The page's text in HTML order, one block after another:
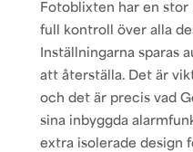
Fotoblixten har en stor
full kontroll över alla
Inställningarna sparas
att återställa. Det är
och det är precis vad
sina inbyggda
extra isolerade design